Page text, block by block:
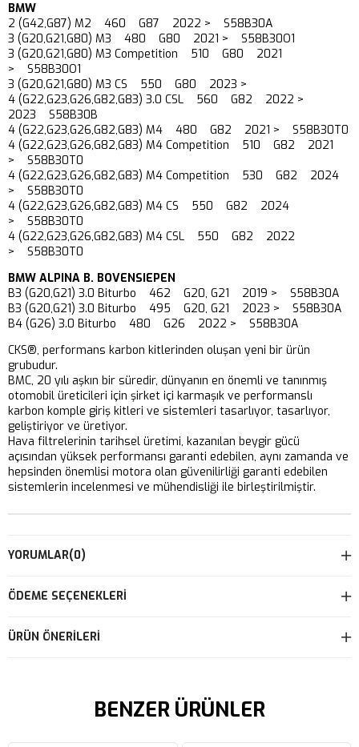
BMW
2 (G42,G87) M2 460 G87 2022 > S58B30A
3 (G20,G21,G80) M3 480 G80 2021 > S58B30O1
3 (G20,G21,G80) M3 Competition 510 G80 2021
> S58B30O1
3 (G20,G21,G80) M3 CS 550 G80 2023 >
4 (G22,G23,G26,G82,G83) 3.0 CSL 560 G82 2022 >
2023 S58B30B
4 (G22,G23,G26,G82,G83) M4 480 G82 2021 > S58B30T0
4 (G22,G23,G26,G82,G83) M4 Competition 510 G82 2021
> S58B30T0
4 (G22,G23,G26,G82,G83) M4 Competition 530 G82 2024
> S58B30T0
4 (G22,G23,G26,G82,G83) M4 CS 550 G82 2024
> S58B30T0
4 (G22,G23,G26,G82,G83) M4 CSL 550 G82 2022
> S58B30T0
BMW ALPINA B. BOVENSIEPEN
B3 (G20,G21) 3.0 Biturbo 462 G20, G21 2019 > S58B30A
B3 (G20,G21) 3.0 Biturbo 495 G20, G21 2023 > S58B30A
B4 (G26) 3.0 Biturbo 480 G26 2022 > S58B30A
CKS®, performans karbon kitlerinden oluşan yeni bir ürün
grubudur.
BMC, 20 yılı aşkın bir süredir, dünyanın en önemli ve tanınmış
otomobil üreticileri için şirket içi karmaşık ve performanslı
karbon komple giriş kitleri ve sistemleri tasarlıyor, tasarlıyor,
geliştiriyor ve üretiyor.
Hava filtrelerinin tarihsel üretimi, kazanılan beygir gücü
açısından yüksek performansı garanti edebilen, aynı zamanda ve
hepsinden önemlisi motora olan güvenilirliği garanti edebilen
sistemlerin incelenmesi ve mühendisliği ile birleştirilmiştir.
YORUMLAR(0)
ÖDEME SEÇENEKLERI
ÜRÜN ÖNERILERI
BENZER ÜRÜNLER